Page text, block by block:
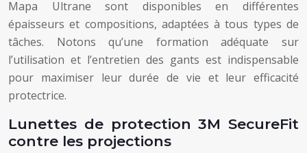
Mapa Ultrane sont disponibles en différentes
épaisseurs et compositions, adaptées à tous types de
tâches. Notons qu’une formation adéquate sur
l’utilisation et l’entretien des gants est indispensable
pour maximiser leur durée de vie et leur efficacité
protectrice.
Lunettes de protection 3M SecureFit
contre les projections